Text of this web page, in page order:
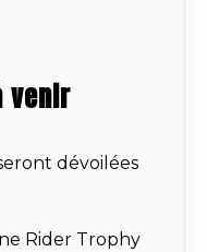
venir
dévoilées
Rider Trophy